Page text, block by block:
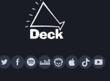
N
T
W
F
A
S
P
D
E
N
A
A
P
T